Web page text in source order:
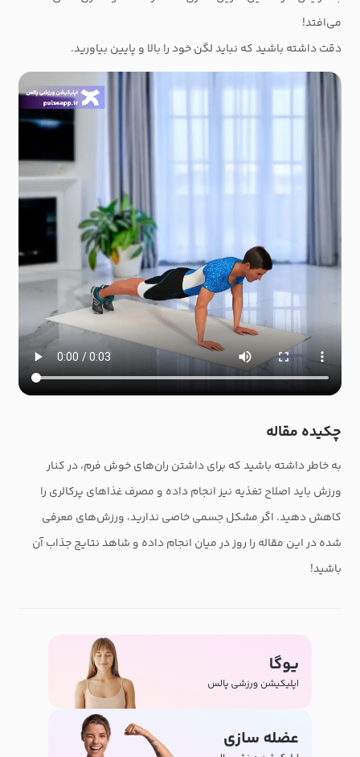
می‌افتد!
دقت داشته باشید که نباید لگن خود را بالا و پایین بیاورید.
چکیده مقاله
به خاطر داشته باشید که برای داشتن ران‌های خوش فرم، در کنار
ورزش باید اصلاح تغذیه نیز انجام داده و مصرف غذاهای پرکالری را
کاهش دهید. اگر مشکل جسمی خاصی ندارید، ورزش‌های معرفی
شده در این مقاله را روز در میان انجام داده و شاهد نتایج جذاب آن
باشید!